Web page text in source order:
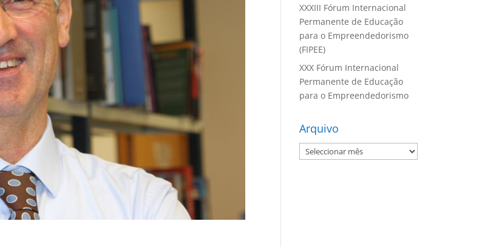
XXXIII Fórum Internacional
Permanente de Educação
para o Empreendedorismo
(FIPEE)
XXX Fórum Internacional
Permanente de Educação
para o Empreendedorismo
Arquivo
Arquivo